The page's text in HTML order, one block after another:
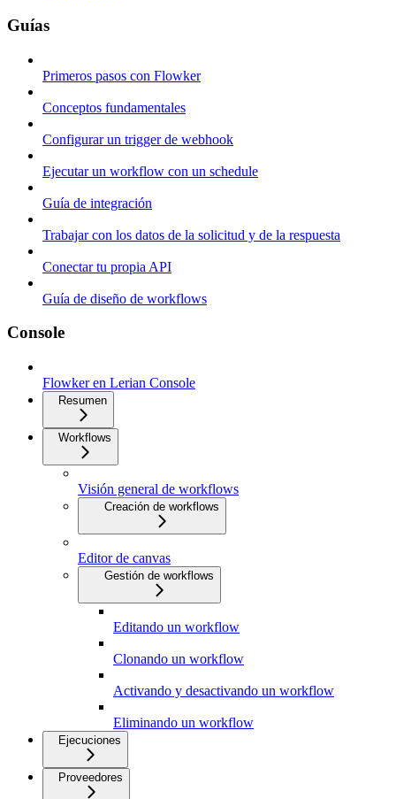
Guías
Primeros pasos con Flowker
Conceptos fundamentales
Configurar un trigger de webhook
Ejecutar un workflow con un schedule
Guía de integración
Trabajar con los datos de la solicitud y de la respuesta
Conectar tu propia API
Guía de diseño de workflows
Console
Flowker en Lerian Console
Resumen
Workflows
Visión general de workflows
Creación de workflows
Editor de canvas
Gestión de workflows
Editando un workflow
Clonando un workflow
Activando y desactivando un workflow
Eliminando un workflow
Ejecuciones
Proveedores